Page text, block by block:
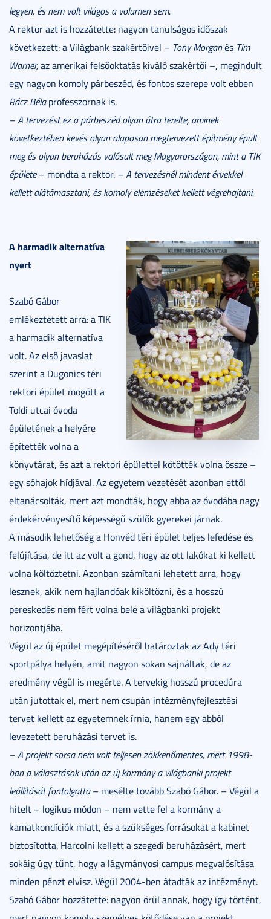
legyen, és nem volt világos a volumen sem.
A rektor azt is hozzátette: nagyon tanulságos időszak
következett: a Világbank szakértőivel – Tony Morganés Tim
Warner,az amerikai felsőoktatás kiváló szakértői –, megindult
egy nagyon komoly párbeszéd, és fontos szerepe volt ebben
Rácz Bélaprofesszornak is.
– A tervezést ez a párbeszéd olyan útra terelte, aminek
következtében kevés olyan alaposan megtervezett építmény épült
meg és olyan beruházás valósult meg Magyarországon, mint a TIK
épülete– mondta a rektor. – A tervezésnél mindent érvekkel
kellett alátámasztani, és komoly elemzéseket kellett végrehajtani.
A harmadik alternatíva
nyert
Szabó Gábor
emlékeztetett arra: a TIK
a harmadik alternatíva
volt. Az első javaslat
szerint a Dugonics téri
rektori épület mögött a
Toldi utcai óvoda
épületének a helyére
építették volna a
könyvtárat, és azt a rektori épülettel kötötték volna össze –
egy sóhajok hídjával. Az egyetem vezetését azonban ettől
eltanácsolták, mert azt mondták, hogy abba az óvodába nagy
érdekérvényesítő képességű szülők gyerekei járnak.
A második lehetőség a Honvéd téri épület teljes lefedése és
felújítása, de itt az volt a gond, hogy az ott lakókat ki kellett
volna költöztetni. Azonban számítani lehetett arra, hogy
lesznek, akik nem hajlandóak kiköltözni, és a hosszú
pereskedés nem fért volna bele a világbanki projekt
horizontjába.
Végül az új épület megépítéséről határoztak az Ady téri
sportpálya helyén, amit nagyon sokan sajnáltak, de az
eredmény végül is megérte. A tervekig hosszú procedúra
után jutottak el, mert nem csupán intézményfejlesztési
tervet kellett az egyetemnek írnia, hanem egy abból
levezetett beruházási tervet is.
– A projekt sorsa nem volt teljesen zökkenőmentes, mert 1998-
ban a választások után az új kormány a világbanki projekt
leállítását fontolgatta– mesélte tovább Szabó Gábor. – Végül a
hitelt – logikus módon – nem vette fel a kormány a
kamatkondíciók miatt, és a szükséges forrásokat a kabinet
biztosította. Harcolni kellett a szegedi beruházásért, mert
sokáig úgy tűnt, hogy a lágymányosi campus megvalósítása
minden pénzt elvisz. Végül 2004-ben átadták az intézményt.
Szabó Gábor hozzátette: nagyon örül annak, hogy így történt,